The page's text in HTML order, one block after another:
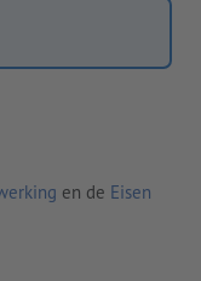
en de Eisen